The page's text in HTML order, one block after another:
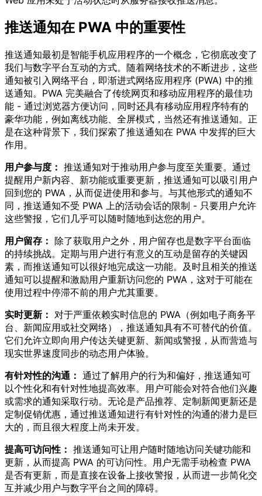
推送通知在 PWA 中的重要性
推送通知最初是智能手机应用程序的一个概念，它彻底改变了
我们与数字平台互动的方式。随着网络技术的不断进步，这些
通知被引入网络平台，即渐进式网络应用程序 (PWA) 中的推
送通知。PWA 完美融合了传统网页和移动应用程序的最佳功
能 - 通过浏览器方便访问，同时还具有移动应用程序特有的
豪华功能，例如离线功能、全屏模式，当然还有推送通知。正
是在这种背景下，我们探索了推送通知在 PWA 中发挥的巨大
作用。
用户参与度： 推送通知对于推动用户参与度至关重要。通过
提醒用户新内容、新功能或重要更新，推送通知可以吸引用户
回到您的 PWA，从而促进使用和参与。与其他形式的通知不
同，推送通知不受 PWA 上的活动会话的限制 - 只要用户允许
这些警报，它们几乎可以随时随地到达您的用户。
用户留存： 除了获取用户之外，用户留存也是数字平台面临
的持续挑战。定期与用户进行有意义的互动是留存的关键因
素，而推送通知可以很好地完成这一功能。及时且相关的推送
通知可以提醒和激励用户重新访问您的 PWA，这对于可能在
使用过程中停滞不前的用户尤其重要。
实时更新： 对于严重依赖实时信息的 PWA（例如电子商务平
台、新闻应用或社交网络），推送通知具有不可替代的价值。
它们允许立即向用户传达关键更新、新闻或警报，从而营造与
现实世界速度同步的动态用户体验。
有针对性的沟通： 通过了解用户的行为和偏好，推送通知可
以个性化和有针对性地提高效率。用户可能会对符合他们兴趣
或需求的通知采取行动。无论是产品推荐、定制新闻更新还是
定制促销优惠，通过推送通知进行有针对性的沟通的潜力是巨
大的，而且很大程度上尚未开发。
提高可访问性： 推送通知可让用户随时随地访问关键功能和
更新，从而提高 PWA 的可访问性。用户无需手动检查 PWA
是否有更新，而是直接在设备上接收警报，从而进一步简化交
互并减少用户与数字平台之间的障碍。